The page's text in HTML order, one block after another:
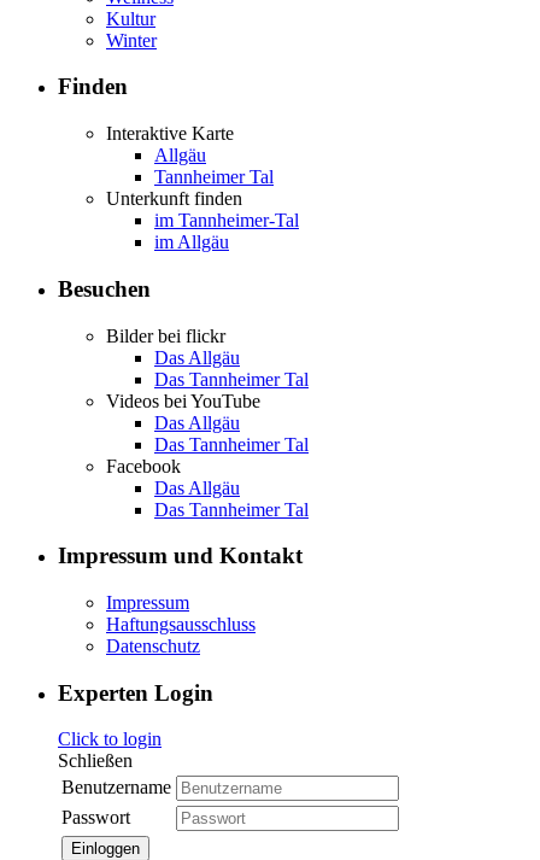
Kultur
Winter
Finden
Interaktive Karte
Allgäu
Tannheimer Tal
Unterkunft finden
im Tannheimer-Tal
im Allgäu
Besuchen
Bilder bei flickr
Das Allgäu
Das Tannheimer Tal
Videos bei YouTube
Das Allgäu
Das Tannheimer Tal
Facebook
Das Allgäu
Das Tannheimer Tal
Impressum und Kontakt
Impressum
Haftungsausschluss
Datenschutz
Experten Login
Click to login
Schließen
Benutzername
Passwort
Einloggen